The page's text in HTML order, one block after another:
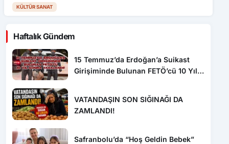
KÜLTÜR SANAT
Haftalık Gündem
15 Temmuz’da Erdoğan’a Suikast
Girişiminde Bulunan FETÖ’cü 10 Yıl
VATANDAŞIN SON SIĞINAĞI DA
ZAMLANDI!
Safranbolu’da “Hoş Geldin Bebek”